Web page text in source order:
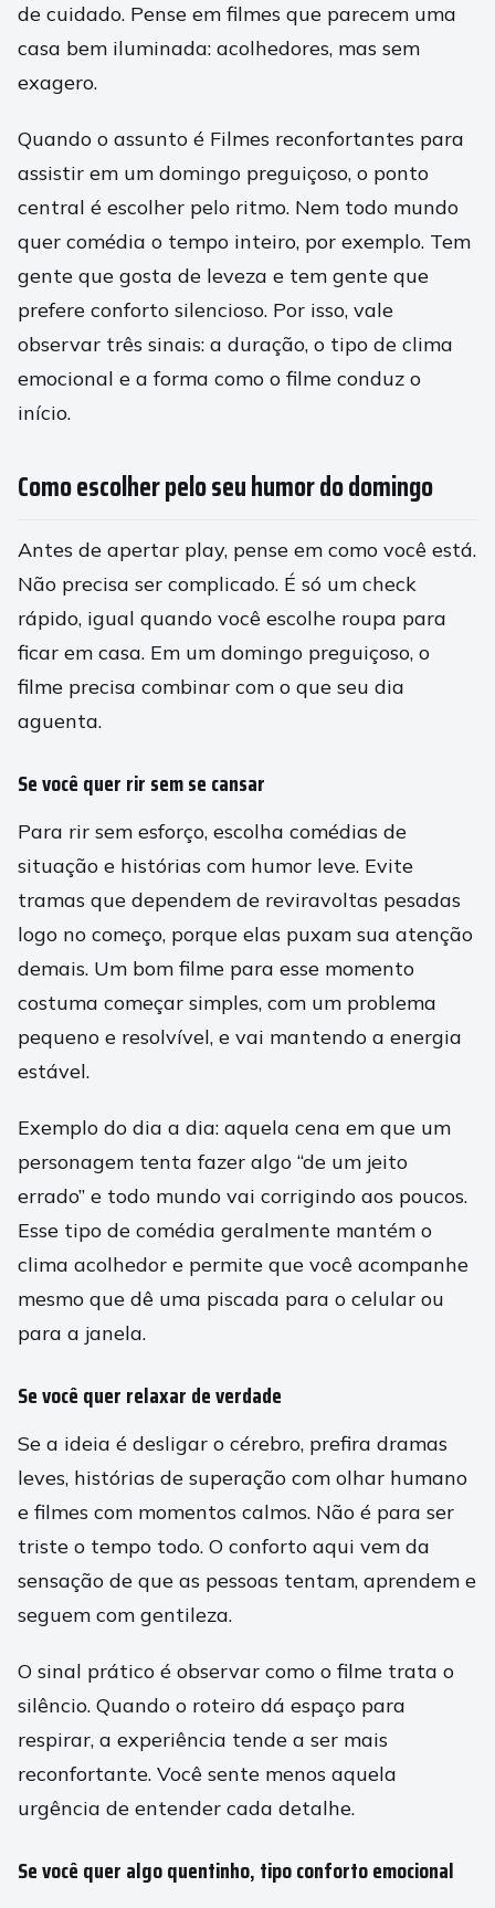
de cuidado. Pense em filmes que parecem uma
casa bem iluminada: acolhedores, mas sem
exagero.
Quando o assunto é Filmes reconfortantes para
assistir em um domingo preguiçoso, o ponto
central é escolher pelo ritmo. Nem todo mundo
quer comédia o tempo inteiro, por exemplo. Tem
gente que gosta de leveza e tem gente que
prefere conforto silencioso. Por isso, vale
observar três sinais: a duração, o tipo de clima
emocional e a forma como o filme conduz o
início.
Como escolher pelo seu humor do domingo
Antes de apertar play, pense em como você está.
Não precisa ser complicado. É só um check
rápido, igual quando você escolhe roupa para
ficar em casa. Em um domingo preguiçoso, o
filme precisa combinar com o que seu dia
aguenta.
Se você quer rir sem se cansar
Para rir sem esforço, escolha comédias de
situação e histórias com humor leve. Evite
tramas que dependem de reviravoltas pesadas
logo no começo, porque elas puxam sua atenção
demais. Um bom filme para esse momento
costuma começar simples, com um problema
pequeno e resolvível, e vai mantendo a energia
estável.
Exemplo do dia a dia: aquela cena em que um
personagem tenta fazer algo “de um jeito
errado” e todo mundo vai corrigindo aos poucos.
Esse tipo de comédia geralmente mantém o
clima acolhedor e permite que você acompanhe
mesmo que dê uma piscada para o celular ou
para a janela.
Se você quer relaxar de verdade
Se a ideia é desligar o cérebro, prefira dramas
leves, histórias de superação com olhar humano
e filmes com momentos calmos. Não é para ser
triste o tempo todo. O conforto aqui vem da
sensação de que as pessoas tentam, aprendem e
seguem com gentileza.
O sinal prático é observar como o filme trata o
silêncio. Quando o roteiro dá espaço para
respirar, a experiência tende a ser mais
reconfortante. Você sente menos aquela
urgência de entender cada detalhe.
Se você quer algo quentinho, tipo conforto emocional